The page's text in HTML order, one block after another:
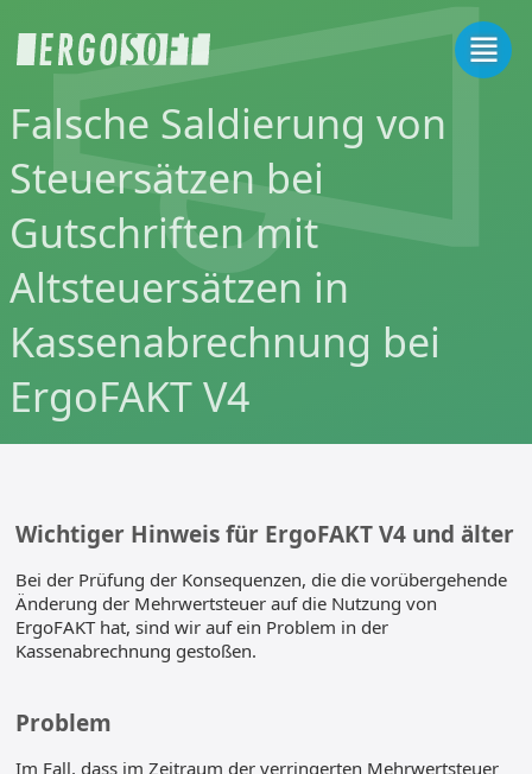
Falsche Saldierung von
Steuersätzen bei
Gutschriften mit
Altsteuersätzen in
Kassenabrechnung bei
ErgoFAKT V4
Wichtiger Hinweis für ErgoFAKT V4 und älter
Bei der Prüfung der Konsequenzen, die die vorübergehende
Änderung der Mehrwertsteuer auf die Nutzung von
ErgoFAKT hat, sind wir auf ein Problem in der
Kassenabrechnung gestoßen.
Problem
Im Fall, dass im Zeitraum der verringerten Mehrwertsteuer